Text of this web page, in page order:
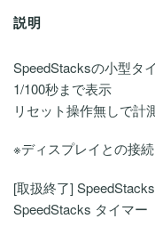
説明
SpeedStacksの小型タ
1/100秒まで表示
リセット操作無しで計
※ディスプレイとの接
[取扱終了]
SpeedStacks タイマー